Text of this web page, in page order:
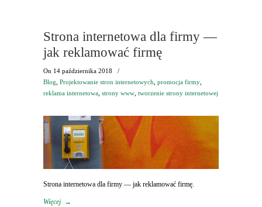
Strona internetowa dla firmy —
jak reklamować firmę
On 14 października 2018
/
Blog Projektowanie stron internetowych promocja firmy
reklama internetowa strony www tworzenie strony internetowej
Strona internetowa dla firmy — jak reklamować firmę.
Więcej →